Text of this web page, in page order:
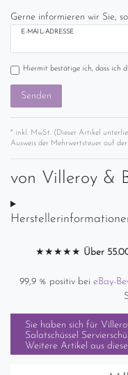
Gerne informieren wir Sie,
E-MAIL-ADRESSE
Hiermit bestätige ich, dass ich
Senden
* inkl. MwSt. (Dieser Artikel
Ausweis der Mehrwertsteuer auf
von Villeroy &
★★★★★ Über
99,9 % positiv bei eBay-
Sie haben sich für
Salatschüssel
Weitere Artikel aus